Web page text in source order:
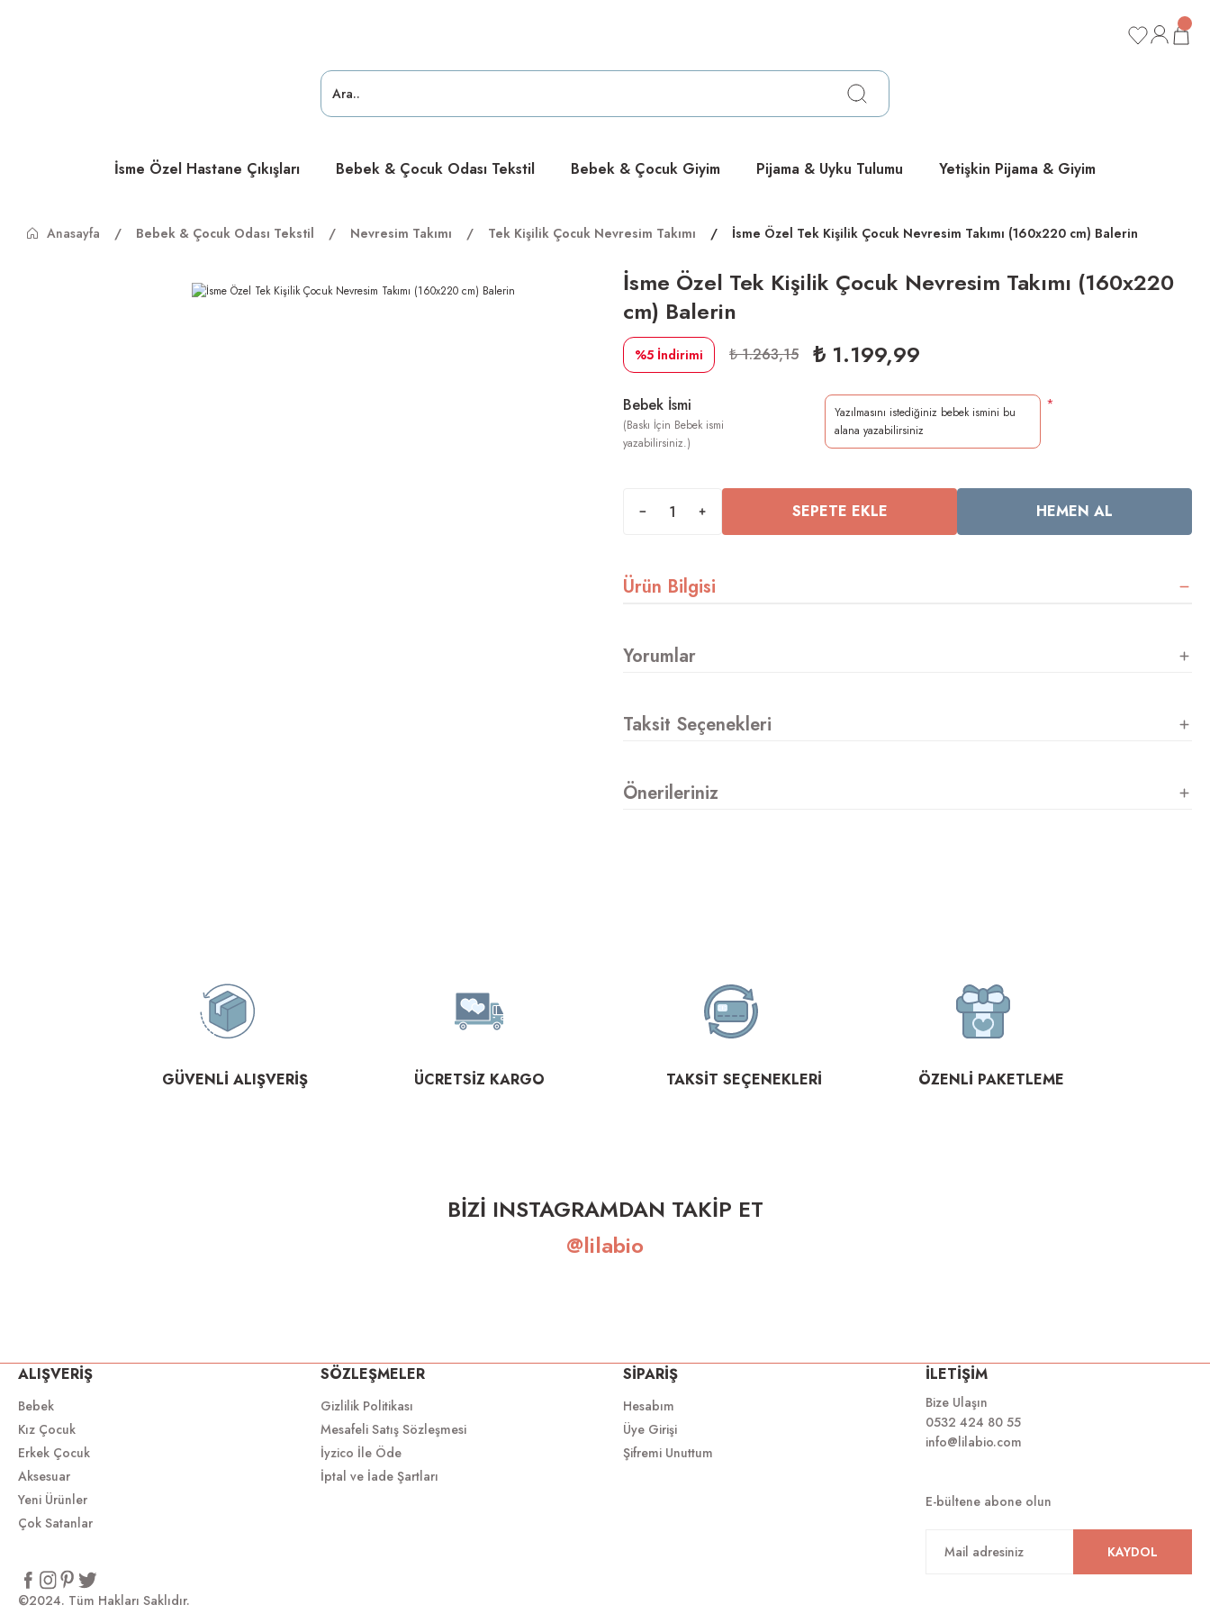
ücretsiz
İsme Özel Hastane Çıkışları Bebek & Çocuk Odası Tekstil Bebek & Çocuk Giyim Pijama & Uyku Tulumu Yetişkin Pijama & Giyim
Anasayfa Bebek & Çocuk Odası Tekstil Nevresim Takımı Tek Kişilik Çocuk Nevresim Takımı İsme Özel Tek Kişilik Çocuk Nevresim Takımı (160x220 cm) Balerin
İsme Özel Tek Kişilik Çocuk Nevresim Takımı (160x220
cm) Balerin
%5 İndirimi ₺ 1.263,15 ₺ 1.199,99
Bebek İsmi *
SEPETE EKLE HEMEN AL
Ürün Bilgisi
Yorumlar
Taksit Seçenekleri
Önerileriniz
GÜVENLİ ALIŞVERİŞ ÜCRETSİZ KARGO TAKSİT SEÇENEKLERİ ÖZENLİ PAKETLEME
BİZİ INSTAGRAMDAN TAKİP ET
@lilabio
ALIŞVERİŞ
Bebek
Kız Çocuk
Erkek Çocuk
Aksesuar
Yeni Ürünler
Çok Satanlar
SÖZLEŞMELER
Gizlilik Politikası
Mesafeli Satış Sözleşmesi
İyzico İle Öde
İptal ve İade Şartları
SİPARİŞ
Hesabım
Üye Girişi
Şifremi Unuttum
İLETİŞİM
Bize Ulaşın
0532 424 80 55
info@lilabio.com
E-bültene abone olun
KAYDOL
©2024. Tüm Hakları Saklıdır.